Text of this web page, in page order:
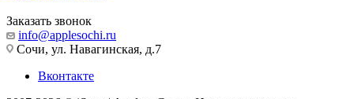
Заказать звонок
info@applesochi.ru
Сочи, ул. Навагинская, д.7
Вконтакте